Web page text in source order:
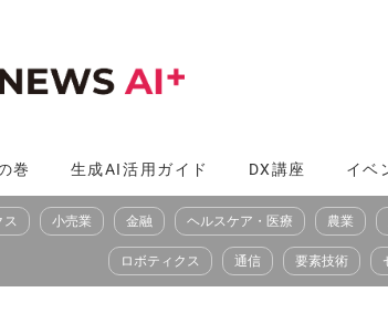
巻 生成AI活用ガイド DX講座 イベ
ス 小売業 金融 ヘルスケア・医療 農業
ロボティクス 通信 要素技術